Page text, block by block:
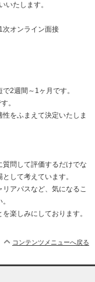
いたします。
次オンライン面接
2週間～1ヶ月です。
。
をふまえて決定いたしま
問して評価するだけでな
して考えています。
アパスなど、気になるこ
楽しみにしております。
コンテンツメニューへ戻る